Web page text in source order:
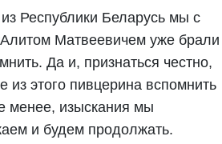
Республики Беларусь мы с
Матвеевичем уже брали
Да и, признаться честно,
из этого пивцерина вспомнить
менее, изыскания мы
и будем продолжать.